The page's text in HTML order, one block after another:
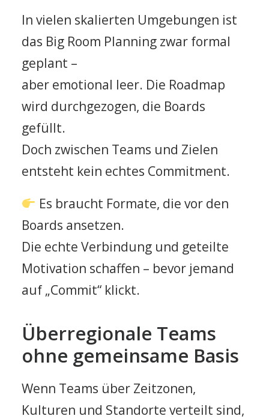
In vielen skalierten Umgebungen ist
das Big Room Planning zwar formal
geplant –
aber emotional leer. Die Roadmap
wird durchgezogen, die Boards
gefüllt.
Doch zwischen Teams und Zielen
entsteht kein echtes Commitment.
Es braucht Formate, die vor den
Boards ansetzen.
Die echte Verbindung und geteilte
Motivation schaffen – bevor jemand
auf „Commit“ klickt.
Überregionale Teams
ohne gemeinsame Basis
Wenn Teams über Zeitzonen,
Kulturen und Standorte verteilt sind,